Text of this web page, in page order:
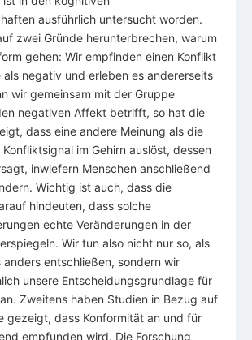
ausführlich untersucht worden.
zwei Gründe herunterbrechen, warum
gehen: Wir empfinden einen Konflikt
als negativ und erleben es andererseits
wir gemeinsam mit der Gruppe
negativen Affekt betrifft, so hat die
dass eine andere Meinung als die
im Gehirn auslöst, dessen
inwiefern Menschen anschließend
Wichtig ist auch, dass die
hindeuten, dass solche
echte Veränderungen in der
Wir tun also nicht nur so, als
anders entschließen, sondern wir
unsere Entscheidungsgrundlage für
Zweitens haben Studien in Bezug auf
gezeigt, dass Konformität an und für
empfunden wird. Die Forschung